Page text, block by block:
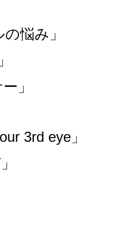
悩み」
」
」
3rd eye 」
」